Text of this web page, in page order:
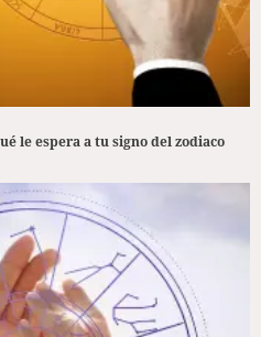
le espera a tu signo del zodiaco